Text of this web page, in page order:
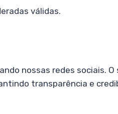
válidas.
nossas redes sociais. O
transparência e